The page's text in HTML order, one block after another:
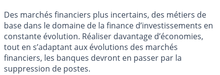
Des marchés financiers plus incertains, des métiers de
base dans le domaine de la finance d’investissements en
constante évolution. Réaliser davantage d’économies,
tout en s’adaptant aux évolutions des marchés
financiers, les banques devront en passer par la
suppression de postes.